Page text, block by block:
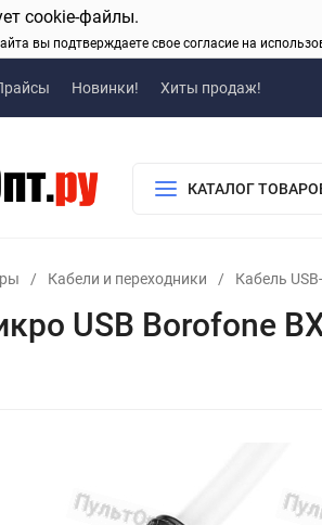
cookie-файлы.
вы подтверждаете свое согласие на
Новинки! Хиты продаж!
КАТАЛОГ
/ Кабели и переходники / Кабель
USB Borofone